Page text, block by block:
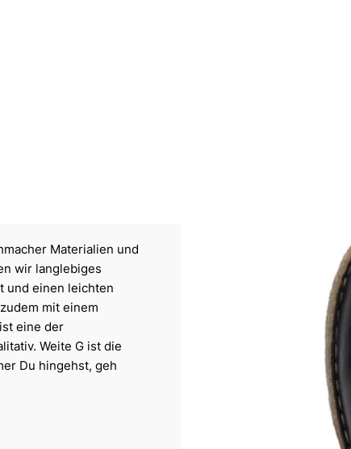
Materialien und
wir langlebiges
und einen leichten
mit einem
eine der
Weite G ist die
Du hingehst, geh